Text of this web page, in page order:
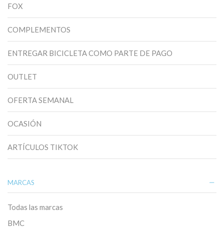
FOX
COMPLEMENTOS
ENTREGAR BICICLETA COMO PARTE DE PAGO
OUTLET
OFERTA SEMANAL
OCASIÓN
ARTÍCULOS TIKTOK
MARCAS
Todas las marcas
BMC